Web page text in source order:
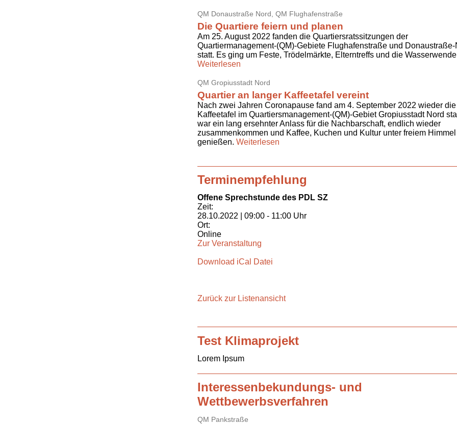
QM Donaustraße Nord, QM Flughafenstraße
Die Quartiere feiern und planen
Am 25. August 2022 fanden die Quartiersratssitzungen der
Quartiermanagement-(QM)-Gebiete Flughafenstraße und Donaustraße-
statt. Es ging um Feste, Trödelmärkte, Elterntreffs und die
Weiterlesen
QM Gropiusstadt Nord
Quartier an langer Kaffeetafel vereint
Nach zwei Jahren Coronapause fand am 4. September 2022 wieder
Kaffeetafel im Quartiersmanagement-(QM)-Gebiet Gropiusstadt Nord
war ein lang ersehnter Anlass für die Nachbarschaft, endlich wieder
zusammenkommen und Kaffee, Kuchen und Kultur unter freiem
genießen. Weiterlesen
Terminempfehlung
Offene Sprechstunde des PDL SZ
Zeit:
28.10.2022 | 09:00 - 11:00 Uhr
Ort:
Online
Zur Veranstaltung
Download iCal Datei
Zurück zur Listenansicht
Test Klimaprojekt
Lorem Ipsum
Interessenbekundungs- und
Wettbewerbsverfahren
QM Pankstraße